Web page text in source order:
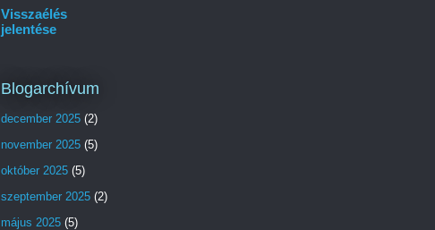
Visszaélés
jelentése
Blogarchívum
december 2025 (2)
november 2025 (5)
október 2025 (5)
szeptember 2025 (2)
május 2025 (5)